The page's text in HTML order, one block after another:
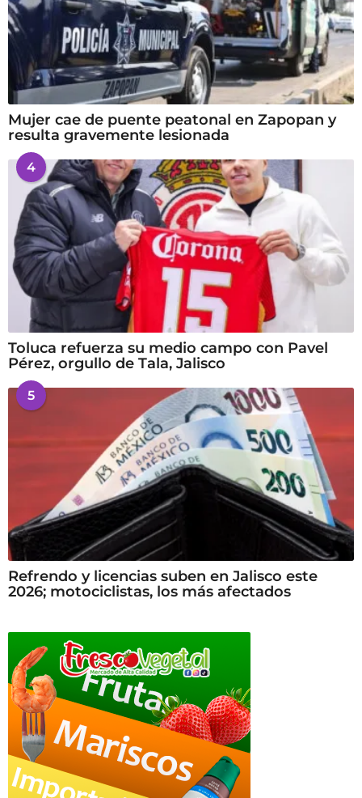
Mujer cae de puente peatonal en Zapopan y
resulta gravemente lesionada
4
Toluca refuerza su medio campo con Pavel
Pérez, orgullo de Tala, Jalisco
5
Refrendo y licencias suben en Jalisco este
2026; motociclistas, los más afectados